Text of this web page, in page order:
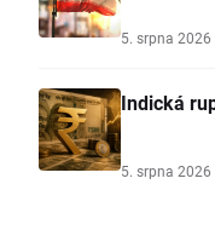
5. srpna 2026
Indická
5. srpna 2026